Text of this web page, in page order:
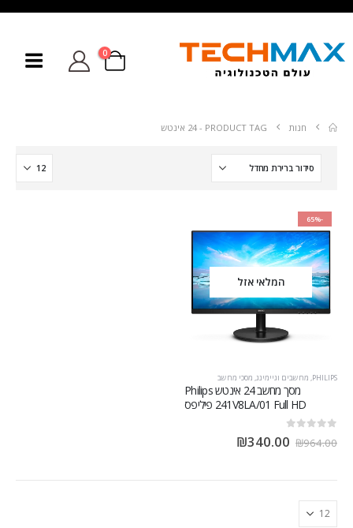
0
חנות PRODUCT TAG - 24 אינטש
-65%
המלאי אזל
PHILIPS
, מחשבים וגיימינג, מסכי מחשב
מסך מחשב ‏24 ‏אינטש Philips
241V8LA/01 Full HD פיליפס
₪964.00
₪340.00